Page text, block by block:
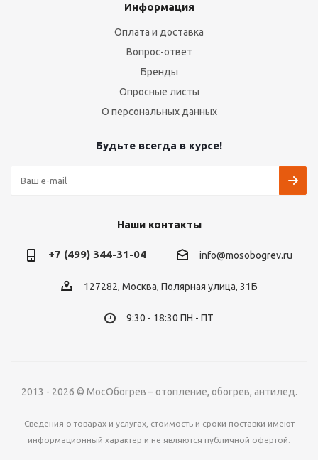
Информация
Оплата и доставка
Вопрос-ответ
Бренды
Опросные листы
О персональных данных
Будьте всегда в курсе!
Наши контакты
+7 (499) 344-31-04 info@mosobogrev.ru
127282, Москва, Полярная улица, 31Б
9:30 - 18:30 ПН - ПТ
2013 - 2026 © МосОбогрев – отопление, обогрев, антилед.
Сведения о товарах и услугах, стоимость и сроки поставки имеют
информационный характер и не являются публичной офертой.